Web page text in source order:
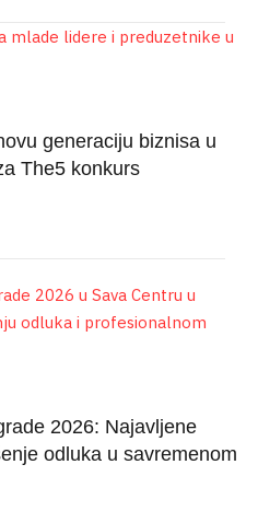
generaciju biznisa u
The5 konkurs
2026: Najavljene
odluka u savremenom